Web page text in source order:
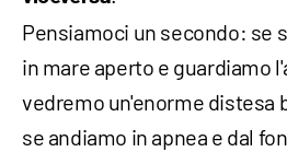
Pensiamoci un secondo: se
in mare aperto e guardiamo
vedremo un'enorme distesa
se andiamo in apnea e dal